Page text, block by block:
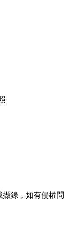
錄，如有侵權問